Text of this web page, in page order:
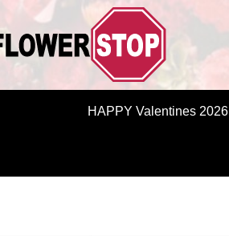
HAPPY Valentines 2026